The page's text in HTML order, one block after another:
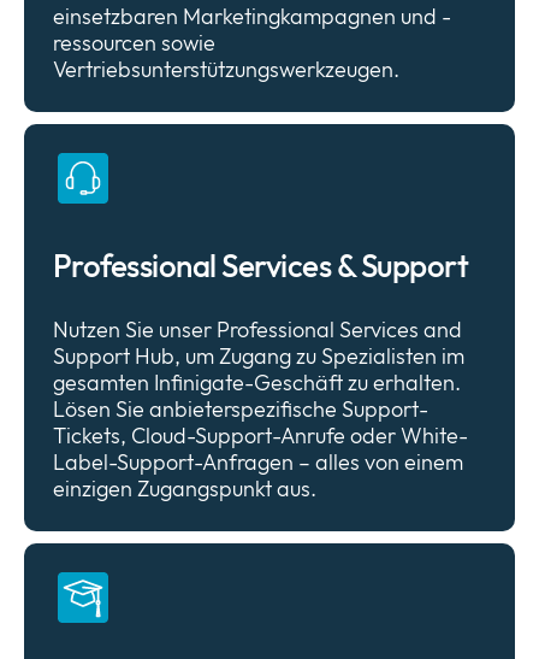
einsetzbaren Marketingkampagnen und -
ressourcen sowie
Vertriebsunterstützungswerkzeugen.
Professional Services & Support
Nutzen Sie unser Professional Services and
Support Hub, um Zugang zu Spezialisten im
gesamten Infinigate-Geschäft zu erhalten.
Lösen Sie anbieterspezifische Support-
Tickets, Cloud-Support-Anrufe oder White-
Label-Support-Anfragen – alles von einem
einzigen Zugangspunkt aus.